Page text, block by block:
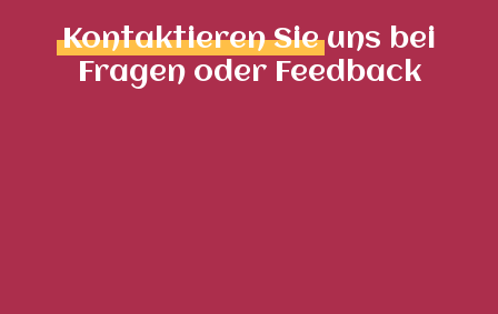
Kontaktieren Sieuns bei
Fragen oder Feedback